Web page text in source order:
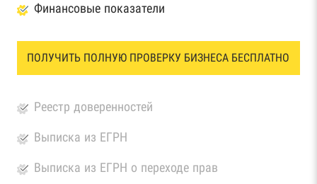
Финансовые показатели
ПОЛУЧИТЬ ПОЛНУЮ ПРОВЕРКУ БИЗНЕСА БЕСПЛАТНО
Реестр доверенностей
Выписка из ЕГРН
Выписка из ЕГРН о переходе прав